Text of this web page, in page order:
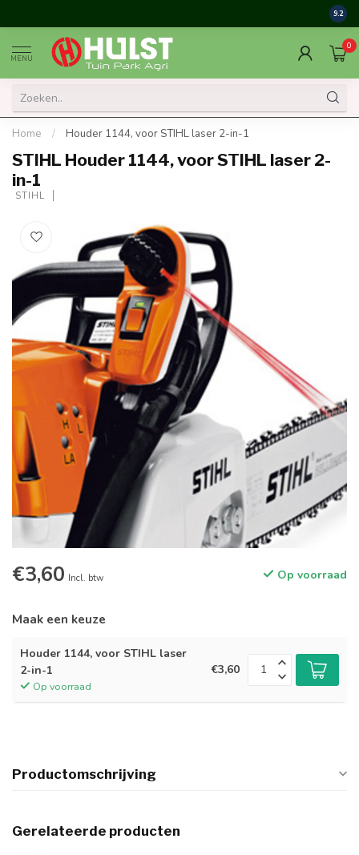
9.2
MENU
0
Home / Houder 1144, voor STIHL laser 2-in-1
STIHL Houder 1144, voor STIHL laser 2-
in-1
STIHL
€3,60 Incl. btw Op voorraad
Maak een keuze
Houder 1144, voor STIHL laser
2-in-1
Op voorraad
€3,60
Productomschrijving
Gerelateerde producten